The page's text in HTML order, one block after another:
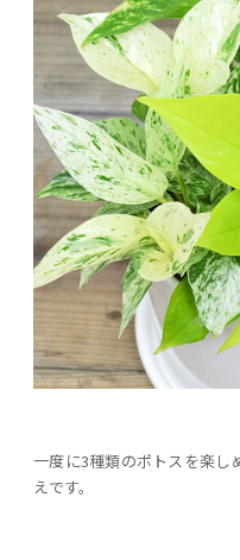
一度に3種類のポトスを楽
えです。